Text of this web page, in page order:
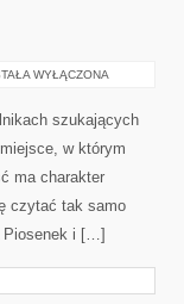
WYŁĄCZONA
szukających
w którym
ma charakter
czytać tak samo
Piosenek i […]